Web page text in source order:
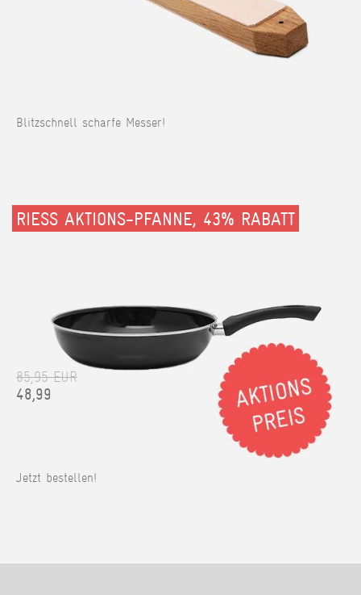
Blitzschnell scharfe Messer!
RIESS AKTIONS-PFANNE, 43% RABATT
85,95 EUR
48,99
Jetzt bestellen!